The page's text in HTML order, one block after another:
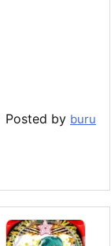
Posted by buru